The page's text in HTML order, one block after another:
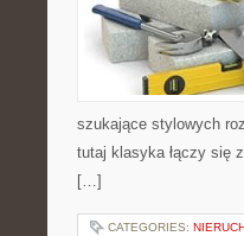
szukające stylowych
tutaj klasyka łączy się
[…]
CATEGORIES: